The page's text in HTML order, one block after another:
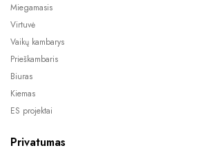
Miegamasis
Virtuvė
Vaikų kambarys
Prieškambaris
Biuras
Kiemas
ES projektai
Privatumas